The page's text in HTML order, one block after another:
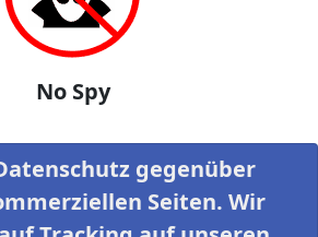
No Spy
gegenüber
Seiten. Wir